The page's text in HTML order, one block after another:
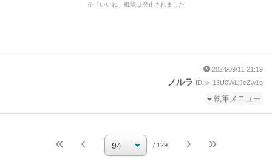
※「いいね」機能は廃止されました
2024/09/11 21:19
ノルラ ID:≫ 13U0WLjJcZw1g
執筆メニュー
続きを執筆
/ 129